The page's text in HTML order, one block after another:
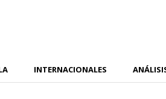
INTERNACIONALES